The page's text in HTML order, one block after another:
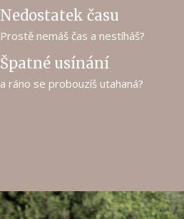
Nedostatek času
Prostě nemáš čas a nestíháš?
Špatné usínání
a ráno se probouzíš utahaná?